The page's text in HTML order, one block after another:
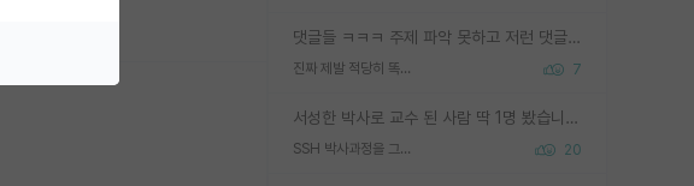
댓글들 ㅋㅋㅋ 주제 파악 못하고 저런 댓글들을 쓰네. 조직에 인간이 얼마나 중요한데 걱정될 수도 있지 ㅋㅋ 본인들은 퍽이나 잘하나봐 ? 현실은 남들한테 욕 안 먹는 1인분만 하는 것도 힘들텐데 ?
진짜 제발 적당히 똑똑한 박사과정이라도 위에 있었으면.. 7
서성한 박사로 교수 된 사람 딱 1명 봤습니다. 근데 지방대 박사로 교수된 거는 기적이 일어나야되요. 서성한 학부부터여도 빡센게 교수임용일텐데 지방대박사로 무슨 교수가 되나요...... 중소기업/중견기업 팀장급/연구소장급이나 될거 같네요.
SSH 박사과정을 그만두고 지방대 박사로 옮기면 교수의 꿈은 끝일까요? 20